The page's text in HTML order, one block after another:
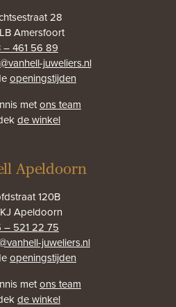
28
Amersfoort
– 461 56 89
juweliers.nl
openingstijden
metons team
de winkel
Apeldoorn
120B
KJ Apeldoorn
– 521 22 75
juweliers.nl
openingstijden
metons team
de winkel